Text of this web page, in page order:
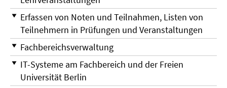
Erfassen von Noten und Teilnahmen, Listen von
Teilnehmern in Prüfungen und Veranstaltungen
Fachbereichsverwaltung
IT-Systeme am Fachbereich und der Freien
Universität Berlin